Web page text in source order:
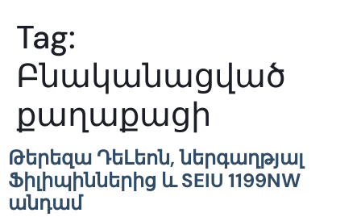
Tag:
Բնականացված
քաղաքացի
Թերեզա ԴեԼեոն, ներգաղթյալ
Ֆիլիպիններից և SEIU 1199NW
անդամ